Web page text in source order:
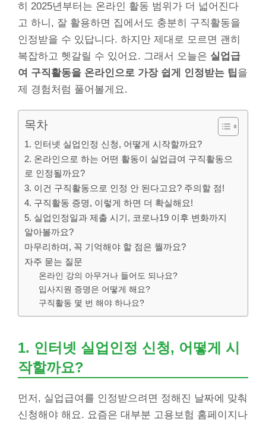
히 2025년부터는 온라인 활동 범위가 더 넓어진다
고 하니, 잘 활용하면 집에서도 충분히 구직활동을
인정받을 수 있답니다. 하지만 제대로 모르면 괜히
복잡하고 헷갈릴 수 있어요. 그래서 오늘은 실업급
여 구직활동을 온라인으로 가장 쉽게 인정받는 팁을
제 경험처럼 풀어볼게요.
목차
1. 인터넷 실업인정 신청, 어떻게 시작할까요?
2. 온라인으로 하는 어떤 활동이 실업급여 구직활동으
로 인정될까요?
3. 이건 구직활동으로 인정 안 된다고요? 주의할 점!
4. 구직활동 증명, 이렇게 하면 더 확실해요!
5. 실업인정일과 제출 시기, 코로나19 이후 변화까지
알아볼까요?
마무리하며, 꼭 기억해야 할 점은 뭘까요?
자주 묻는 질문
온라인 강의 아무거나 들어도 되나요?
입사지원 증명은 어떻게 해요?
구직활동 몇 번 해야 하나요?
1. 인터넷 실업인정 신청, 어떻게 시
작할까요?
먼저, 실업급여를 인정받으려면 정해진 날짜에 맞춰
신청해야 해요. 요즘은 대부분 고용보험 홈페이지나